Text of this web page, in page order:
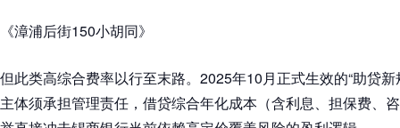
《漳浦后街150小胡同》
但此类高综合费率以行至末路。2025年10月正式生效的“助贷
主体须承担管理责任，借贷综合年化成本（含利息、担保费、